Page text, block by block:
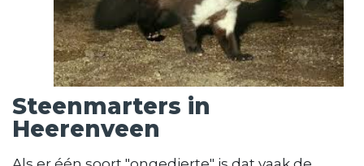
Steenmarters in
Heerenveen